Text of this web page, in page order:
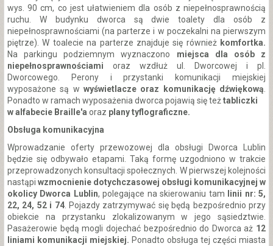
wys. 90 cm, co jest ułatwieniem dla osób z niepełnosprawnością
ruchu. W budynku dworca są dwie toalety dla osób z
niepełnosprawnościami (na parterze i w poczekalni na pierwszym
piętrze). W toalecie na parterze znajduje się również komfortka.
Na parkingu podziemnym wyznaczono miejsca dla osób z
niepełnosprawnościami oraz wzdłuż ul. Dworcowej i pl.
Dworcowego. Perony i przystanki komunikacji miejskiej
wyposażone są w wyświetlacze oraz komunikację dźwiękową.
Ponadto w ramach wyposażenia dworca pojawią się teżtabliczki
w alfabecie Braille'a oraz plany tyflograficzne.
Obsługa komunikacyjna
Wprowadzanie oferty przewozowej dla obsługi Dworca Lublin
będzie się odbywało etapami. Taką formę uzgodniono w trakcie
przeprowadzonych konsultacji społecznych. W pierwszej kolejności
nastąpi wzmocnienie dotychczasowej obsługi komunikacyjnej w
okolicy Dworca Lublin, polegające na skierowaniu tam
linii nr: 5,
22, 24, 52 i 74. Pojazdy zatrzymywać się będą bezpośrednio przy
obiekcie na przystanku zlokalizowanym w jego sąsiedztwie.
Pasażerowie będą mogli dojechać bezpośrednio do Dworca aż 12
liniami komunikacji miejskiej. Ponadto obsługa tej części miasta